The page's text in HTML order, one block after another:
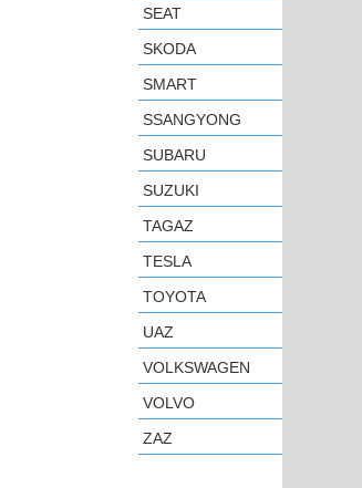
SEAT
SKODA
SMART
SSANGYONG
SUBARU
SUZUKI
TAGAZ
TESLA
TOYOTA
UAZ
VOLKSWAGEN
VOLVO
ZAZ